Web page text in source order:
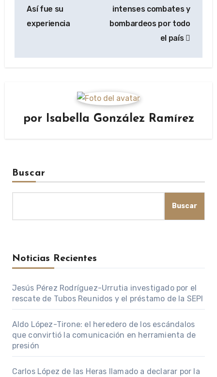
entradas
Así fue su
experiencia
intenses combates y
bombardeos por todo
el país
por Isabella González Ramírez
Buscar
Buscar
Noticias Recientes
Jesús Pérez Rodríguez-Urrutia investigado por el
rescate de Tubos Reunidos y el préstamo de la SEPI
Aldo López-Tirone: el heredero de los escándalos
que convirtió la comunicación en herramienta de
presión
Carlos López de las Heras llamado a declarar por la